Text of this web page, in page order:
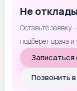
Не
Оставьте заявку
подберёт врача
Записаться
Позвонить